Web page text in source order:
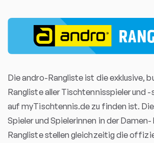
Die andro-Rangliste ist die exklusive,
Rangliste aller Tischtennisspieler und
auf myTischtennis.de zu finden ist.
Spieler und Spielerinnen in der Damen-
Rangliste stellen gleichzeitig die